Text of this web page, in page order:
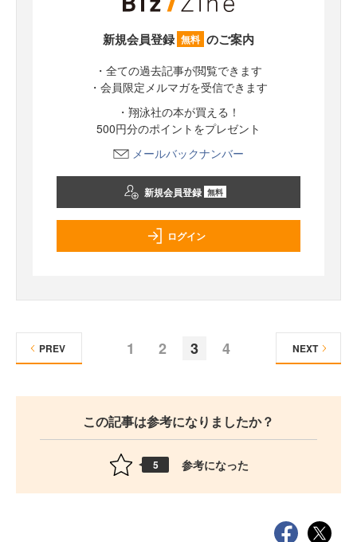
新規会員登録 無料 のご案内
・全ての過去記事が閲覧できます
・会員限定メルマガを受信できます
・翔泳社の本が買える！
500円分のポイントをプレゼント
メールバックナンバー
新規会員登録 無料
ログイン
1 2 3 4
PREV NEXT
この記事は参考になりましたか？
5 参考になった